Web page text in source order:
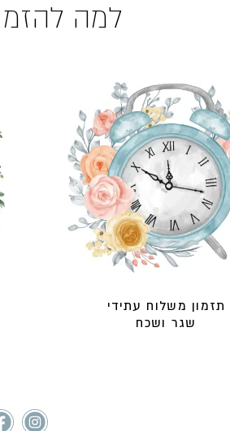
למה
תזמון משלוח עתידי
שגר ושכח